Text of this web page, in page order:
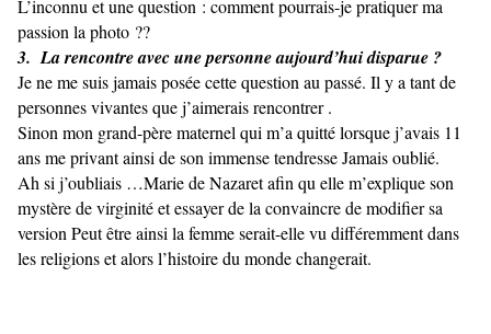
L’inconnu et une question : comment pourrais-je pratiquer ma
passion la photo ??
3. La rencontre avec une personne aujourd’hui disparue ?
Je ne me suis jamais posée cette question au passé. Il y a tant de
personnes vivantes que j’aimerais rencontrer .
Sinon mon grand-père maternel qui m’a quitté lorsque j’avais 11
ans me privant ainsi de son immense tendresse Jamais oublié.
Ah si j’oubliais …Marie de Nazaret afin qu elle m’explique son
mystère de virginité et essayer de la convaincre de modifier sa
version Peut être ainsi la femme serait-elle vu différemment dans
les religions et alors l’histoire du monde changerait.